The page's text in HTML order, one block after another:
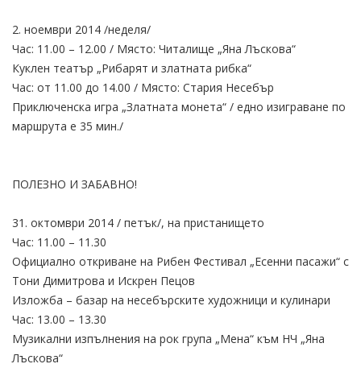
2. ноември 2014 /неделя/
Час: 11.00 – 12.00 / Място: Читалище „Яна Лъскова“
Куклен театър „Рибарят и златната рибка“
Час: от 11.00 до 14.00 / Място: Стария Несебър
Приключенска игра „Златната монета“ / едно изиграване по
маршрута е 35 мин./
ПОЛЕЗНО И ЗАБАВНО!
31. октомври 2014 / петък/, на пристанището
Час: 11.00 – 11.30
Официално откриване на Рибен Фестивал „Есенни пасажи“ с
Тони Димитрова и Искрен Пецов
Изложба – базар на несебърските художници и кулинари
Час: 13.00 – 13.30
Музикални изпълнения на рок група „Мена“ към НЧ „Яна
Лъскова“